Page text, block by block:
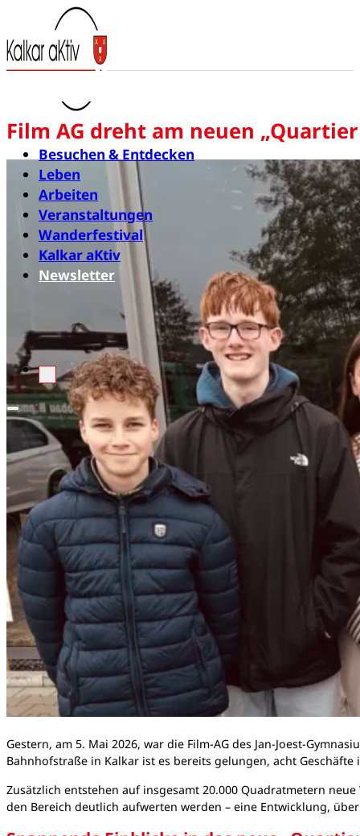
Besuchen & Entdecken
Leben
Arbeiten
Veranstaltungen
Wanderfestival
Kalkar aKtiv
Newsletter
Film AG dreht am neuen
Gestern, am 5. Mai 2026, war die Film-AG des Jan-Joest-
Bahnhofstraße in Kalkar ist es bereits gelungen, acht
Zusätzlich entstehen auf insgesamt 20.000 Quadratmetern
den Bereich deutlich aufwerten werden – eine Entwicklung,